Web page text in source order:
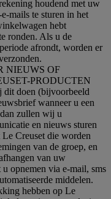
houdend met uw
mails te sturen in het
hebt
ronden. Als u de
afrondt, worden er
NIEUWS OF
PRODUCTEN
dit doen (bijvoorbeeld
wanneer u een
zullen wij u
en nieuws sturen
Creuset die worden
van de groep, en
van uw
opnemen via e-mail, sms
middelen.
hebben op Le